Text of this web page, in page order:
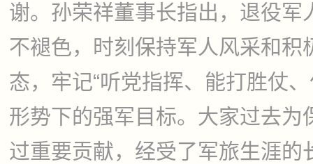
谢。孙荣祥董事长指出，退役军
不褪色，时刻保持军人风采和积
态，牢记“听党指挥、能打胜仗
形势下的强军目标。大家过去为
过重要贡献，经受了军旅生涯的